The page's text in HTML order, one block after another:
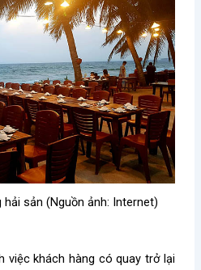
sản (Nguồn ảnh: Internet)
việc khách hàng có quay trở lại